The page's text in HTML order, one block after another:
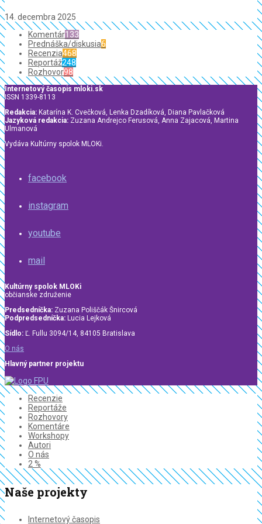
14. decembra 2025
Komentár133
Prednáška/diskusia6
Recenzia468
Reportáž248
Rozhovor98
Internetový časopis mloki.sk
ISSN 1339-8113
Redakcia: Katarína K. Cvečková, Lenka Dzadíková, Diana Pavlačková
Jazyková redakcia: Zuzana Andrejco Ferusová, Anna Zajacová, Martina
Ulmanová
Vydáva Kultúrny spolok MLOKi.
facebook
instagram
youtube
mail
Kultúrny spolok MLOKi
občianske združenie
Predsedníčka: Zuzana Poliščák Šnircová
Podpredsedníčka: Lucia Lejková
Sídlo: Ľ. Fullu 3094/14, 84105 Bratislava
O nás
Hlavný partner projektu
Recenzie
Reportáže
Rozhovory
Komentáre
Workshopy
Autori
O nás
2 %
Naše projekty
Internetový časopis